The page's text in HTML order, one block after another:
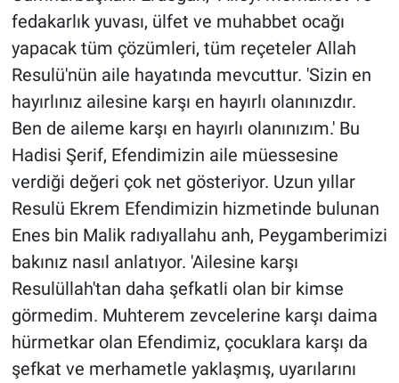
fedakarlık yuvası, ülfet ve muhabbet ocağı
yapacak tüm çözümleri, tüm reçeteler Allah
Resulü'nün aile hayatında mevcuttur. 'Sizin en
hayırlınız ailesine karşı en hayırlı olanınızdır.
Ben de aileme karşı en hayırlı olanınızım.' Bu
Hadisi Şerif, Efendimizin aile müessesine
verdiği değeri çok net gösteriyor. Uzun yıllar
Resulü Ekrem Efendimizin hizmetinde bulunan
Enes bin Malik radıyallahu anh, Peygamberimizi
bakınız nasıl anlatıyor. 'Ailesine karşı
Resulüllah'tan daha şefkatli olan bir kimse
görmedim. Muhterem zevcelerine karşı daima
hürmetkar olan Efendimiz, çocuklara karşı da
şefkat ve merhametle yaklaşmış, uyarılarını